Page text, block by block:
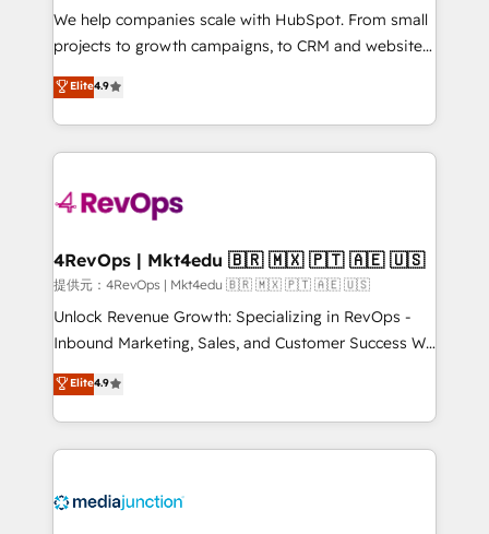
HubSpot Rising Star Why us? Harnessing the full
potential of the powerful HubSpot CRM. ✔️A team of
HubSpot experience ✔️Flexible pricing models —
Hourly-fee (assigned one Dedicated HubSpot
requirement). ✔️Helped over 25,000+ customers so
far with our HubSpot solutions. ✔️Bespoke apps &
on-demand bundle services. Connect with us today!
We help companies scale with HubSpot. From small
projects to growth campaigns, to CRM and websites.
Hire an agency that's experienced in every inch of
HubSpot and willing to work hand-in-hand with your
team to simplify the complex and build a better
experience for your team and customers.
Elite4.9
4RevOps | Mkt4edu 🇧🇷 🇲🇽 🇵🇹 🇦🇪 🇺🇸
提供元：4RevOps | Mkt4edu 🇧🇷 🇲🇽 🇵🇹 🇦🇪 🇺🇸
Unlock Revenue Growth: Specializing in RevOps -
Inbound Marketing, Sales, and Customer Success We
specialize in driving revenue growth for companies
across industries through tailored marketing, sales,
and customer success strategies, utilizing RevOps
methodologies. As Latin America's largest HubSpot
offer unparalleled insights. Operating in five
Elite4.9